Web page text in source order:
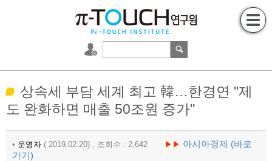
상속세 부담 세계 최고 韓…한경연 "제
도 완화하면 매출 50조원 증가"
• 운영자 ( 2019.02.20) , 조회수 : 2,642 ▶▶ 아시아경제 (바로
가기)